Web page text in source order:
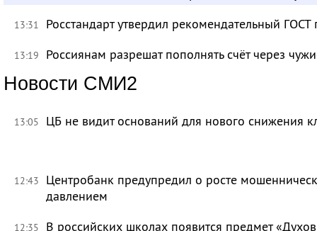
13:31 Росстандарт утвердил рекомендательный
13:19 Россиянам разрешат пополнять счёт через
Новости СМИ2
13:05 ЦБ не видит оснований для нового снижения
12:43
Центробанк предупредил о росте
давлением
12:35
В российских школах появится предмет